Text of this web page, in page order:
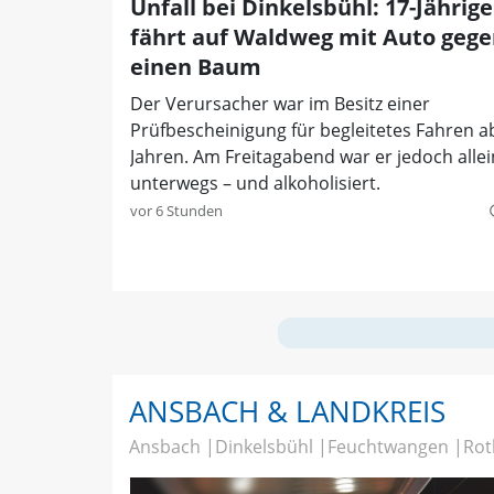
Unfall bei Dinkelsbühl: 17-
fährt auf Waldweg mit Auto
einen Baum
Der Verursacher war im Besitz einer
Prüfbescheinigung für begleitetes Fahren
Jahren. Am Freitagabend war er jedoch
unterwegs – und alkoholisiert.
vor 6 Stunden
ANSBACH & LANDKREIS
Ansbach Dinkelsbühl Feuchtwangen